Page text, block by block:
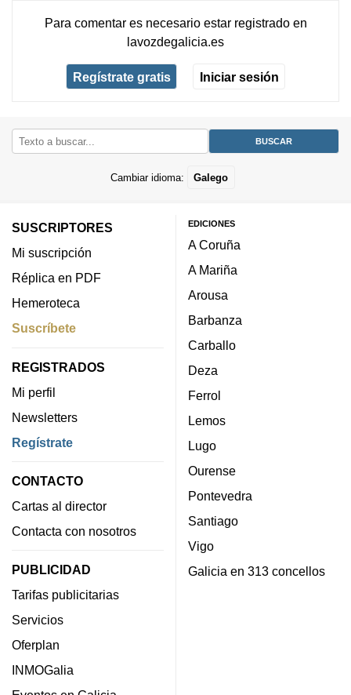
Para comentar es necesario estar registradoen
lavozdegalicia.es
Regístrate gratis Iniciar sesión
Cambiar idioma: Galego
SUSCRIPTORES
Mi suscripción
Réplica en PDF
Hemeroteca
Suscríbete
REGISTRADOS
Mi perfil
Newsletters
Regístrate
CONTACTO
Cartas al director
Contacta con nosotros
PUBLICIDAD
Tarifas publicitarias
Servicios
Oferplan
INMOGalia
EDICIONES
A Coruña
A Mariña
Arousa
Barbanza
Carballo
Deza
Ferrol
Lemos
Lugo
Ourense
Pontevedra
Santiago
Vigo
Galicia en 313 concellos